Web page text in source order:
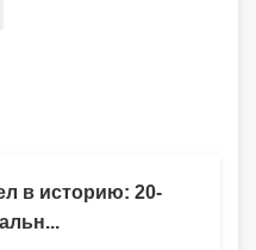
в историю: 20-